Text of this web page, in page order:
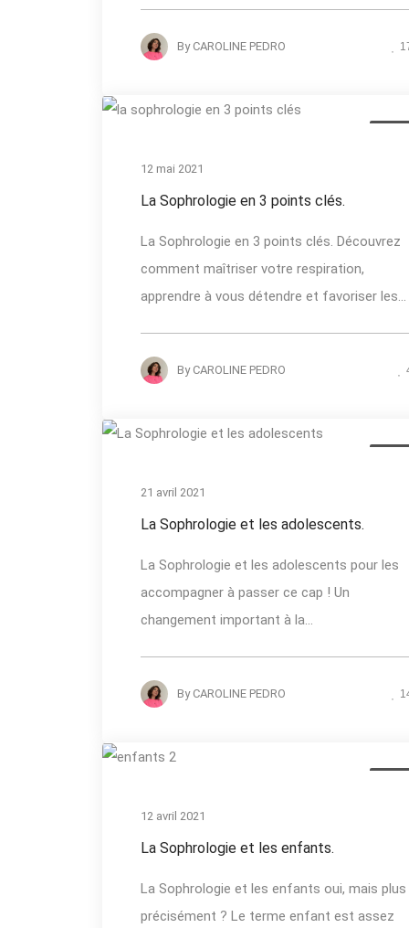
By CAROLINE PEDRO
12 mai 2021
La Sophrologie en 3 points clés.
La Sophrologie en 3 points clés. Découvrez
comment maîtriser votre respiration,
apprendre à vous détendre et favoriser les...
By CAROLINE PEDRO
21 avril 2021
La Sophrologie et les adolescents.
La Sophrologie et les adolescents pour les
accompagner à passer ce cap ! Un
changement important à la...
By CAROLINE PEDRO
12 avril 2021
La Sophrologie et les enfants.
La Sophrologie et les enfants oui, mais plus
précisément ? Le terme enfant est assez